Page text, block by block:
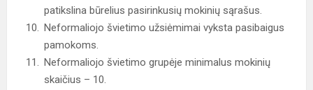
patikslina būrelius pasirinkusių mokinių sąrašus.
Neformaliojo švietimo užsiėmimai vyksta pasibaigus
pamokoms.
Neformaliojo švietimo grupėje minimalus mokinių
skaičius – 10.